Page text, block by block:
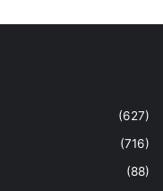
(627)
(716)
(88)